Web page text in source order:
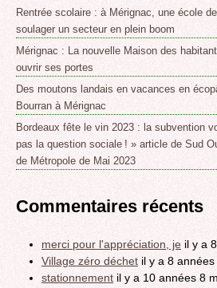
Rentrée scolaire : à Mérignac, une école
soulager un secteur en plein boom
Mérignac : La nouvelle Maison des
ouvrir ses portes
Des moutons landais en vacances en
Bourran à Mérignac
Bordeaux fête le vin 2023 : la subvention
pas la question sociale ! » article de Sud
de Métropole de Mai 2023
Commentaires récents
merci pour l'appréciation, je il y a
Village zéro déchet il y a 8
stationnement il y a 10 années 8